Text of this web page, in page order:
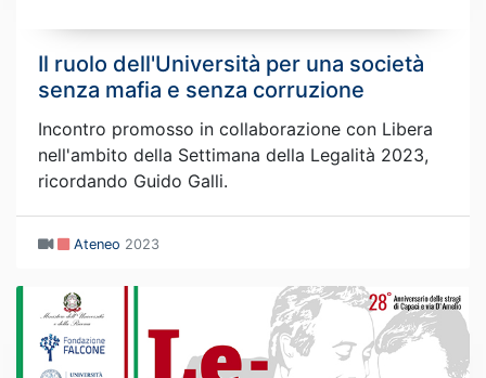
Il ruolo dell'Università per una società
senza mafia e senza corruzione
Incontro promosso in collaborazione con Libera
nell'ambito della Settimana della Legalità 2023,
ricordando Guido Galli.
Ateneo 2023